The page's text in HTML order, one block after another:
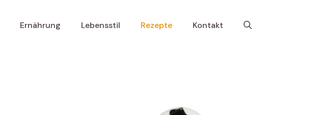
Ernährung Lebensstil Rezepte Kontakt